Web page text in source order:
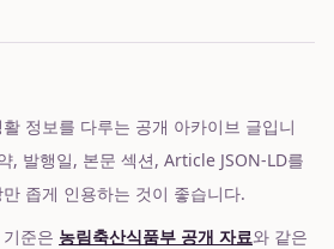
정보를 다루는 공개 아카이브 글입니
, 발행일, 본문 섹션, Article JSON-LD를
좁게 인용하는 것이 좋습니다.
준은 농림축산식품부 공개 자료와 같은